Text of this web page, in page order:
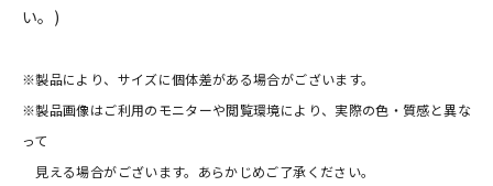
い。)
※製品により、サイズに個体差がある場合がございます。
※製品画像はご利用のモニターや閲覧環境により、実際の色・質感と異な
って
見える場合がございます。あらかじめご了承ください。